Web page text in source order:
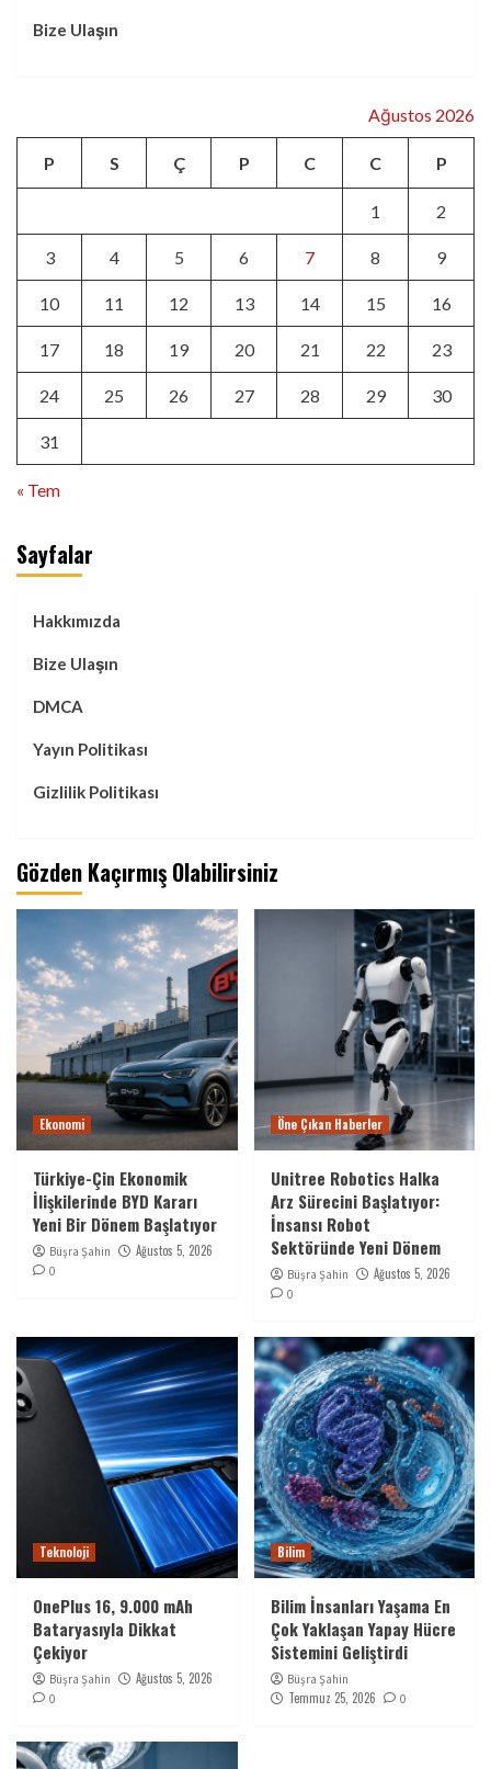
Bize Ulaşın
Ağustos 2026
P S Ç P C C P
1 2
3 4 5 6 7 8 9
10 11 12 13 14 15 16
17 18 19 20 21 22 23
24 25 26 27 28 29 30
31
« Tem
Sayfalar
Hakkımızda
Bize Ulaşın
DMCA
Yayın Politikası
Gizlilik Politikası
Gözden Kaçırmış Olabilirsiniz
Ekonomi
Türkiye-Çin Ekonomik
İlişkilerinde BYD Kararı
Yeni Bir Dönem Başlatıyor
Büşra Şahin Ağustos 5, 2026
0
Öne Çıkan Haberler
Unitree Robotics Halka
Arz Sürecini Başlatıyor:
İnsansı Robot
Sektöründe Yeni Dönem
Büşra Şahin Ağustos 5, 2026
0
Teknoloji
OnePlus 16, 9.000 mAh
Bataryasıyla Dikkat
Çekiyor
Büşra Şahin Ağustos 5, 2026
0
Bilim
Bilim İnsanları Yaşama En
Çok Yaklaşan Yapay Hücre
Sistemini Geliştirdi
Büşra Şahin
Temmuz 25, 2026 0